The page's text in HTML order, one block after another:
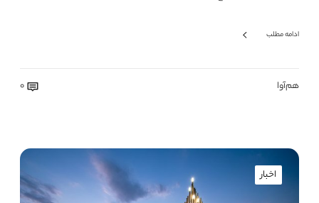
ادامه مطلب
هم‌آوا 0
اخبار